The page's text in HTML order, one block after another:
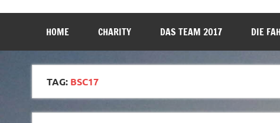
HOME CHARITY DAS TEAM 2017 DIE
TAG: BSC17